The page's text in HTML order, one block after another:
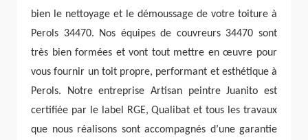
bien le nettoyage et le démoussage de votre toiture à
Perols 34470. Nos équipes de couvreurs 34470 sont
très bien formées et vont tout mettre en œuvre pour
vous fournir un toit propre, performant et esthétique à
Perols. Notre entreprise Artisan peintre Juanito est
certifiée par le label RGE, Qualibat et tous les travaux
que nous réalisons sont accompagnés d’une garantie